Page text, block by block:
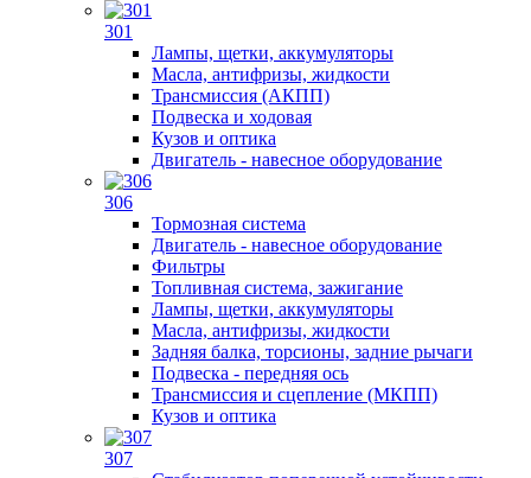
301
Лампы, щетки, аккумуляторы
Масла, антифризы, жидкости
Трансмиссия (АКПП)
Подвеска и ходовая
Кузов и оптика
Двигатель - навесное оборудование
306
Тормозная система
Двигатель - навесное оборудование
Фильтры
Топливная система, зажигание
Лампы, щетки, аккумуляторы
Масла, антифризы, жидкости
Задняя балка, торсионы, задние рычаги
Подвеска - передняя ось
Трансмиссия и сцепление (МКПП)
Кузов и оптика
307